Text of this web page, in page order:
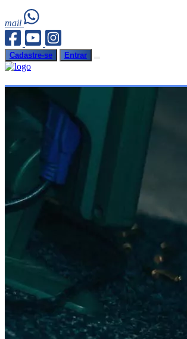
mail
Cadastre-se Entrar